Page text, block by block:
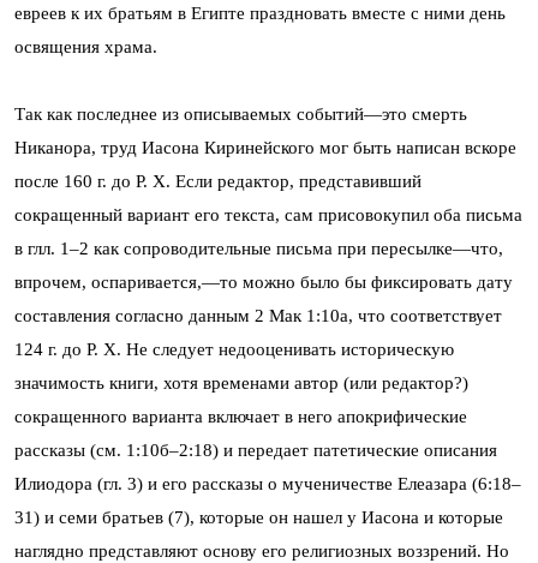
евреев к их братьям в Египте праздновать вместе с ними день
освящения храма.
Так как последнее из описываемых событий—это смерть
Никанора, труд Иасона Киринейского мог быть написан вскоре
после 160 г. до Р. Х. Если редактор, представивший
сокращенный вариант его текста, сам присовокупил оба письма
в глл. 1–2 как сопроводительные письма при пересылке—что,
впрочем, оспаривается,—то можно было бы фиксировать дату
составления согласно данным 2 Мак 1:10а, что соответствует
124 г. до Р. Х. Не следует недооценивать историческую
значимость книги, хотя временами автор (или редактор?)
сокращенного варианта включает в него апокрифические
рассказы (см. 1:10б–2:18) и передает патетические описания
Илиодора (гл. 3) и его рассказы о мученичестве Елеазара (6:18–
31) и семи братьев (7), которые он нашел у Иасона и которые
наглядно представляют основу его религиозных воззрений. Но